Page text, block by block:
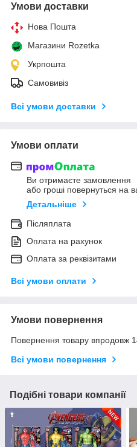
Умови доставки
Нова Пошта
Магазини Rozetka
Укрпошта
Самовивіз
Всі умови доставки
Умови оплати
Ви отримаєте замовлення
або гроші повернуться на
Детальніше
Післяплата
Оплата на рахунок
Оплата за реквізитами
Всі умови оплати
Умови повернення
Повернення товару впродовж
Всі умови повернення
Подібні товари компанії